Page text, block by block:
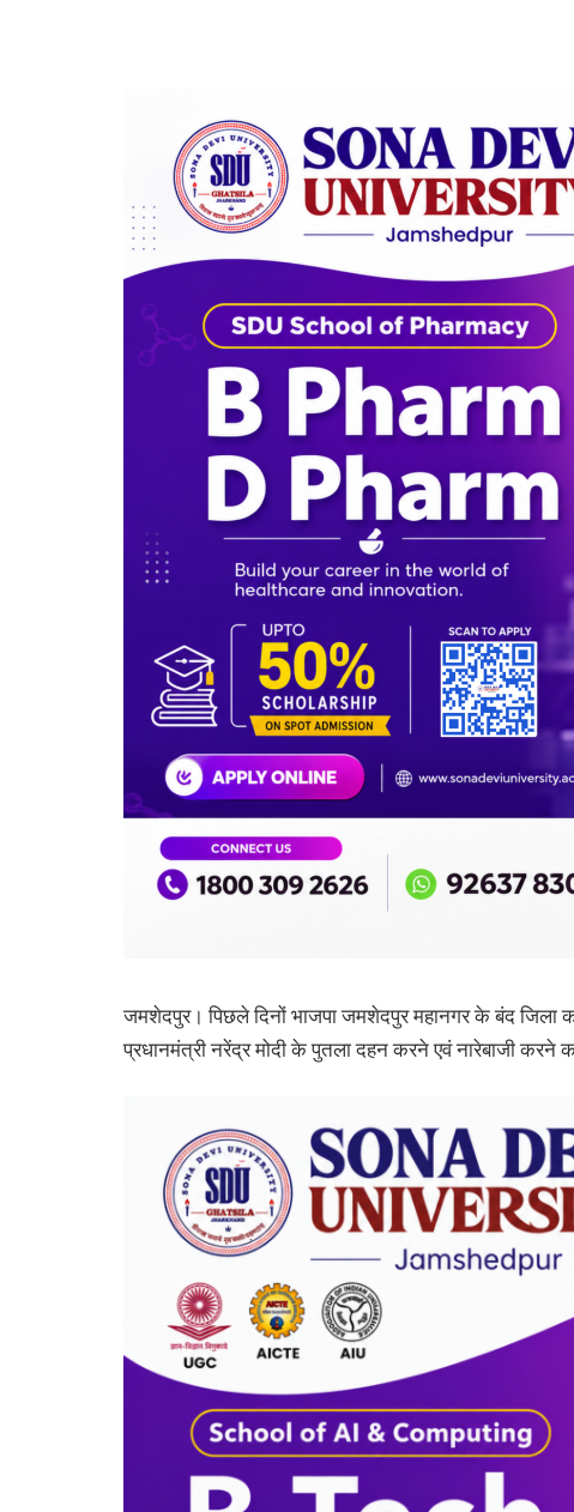
जमशेदपुर। पिछले दिनों भाजपा जमशेदपुर महानगर के बंद जिला
प्रधानमंत्री नरेंद्र मोदी के पुतला दहन करने एवं नारेबाजी करने